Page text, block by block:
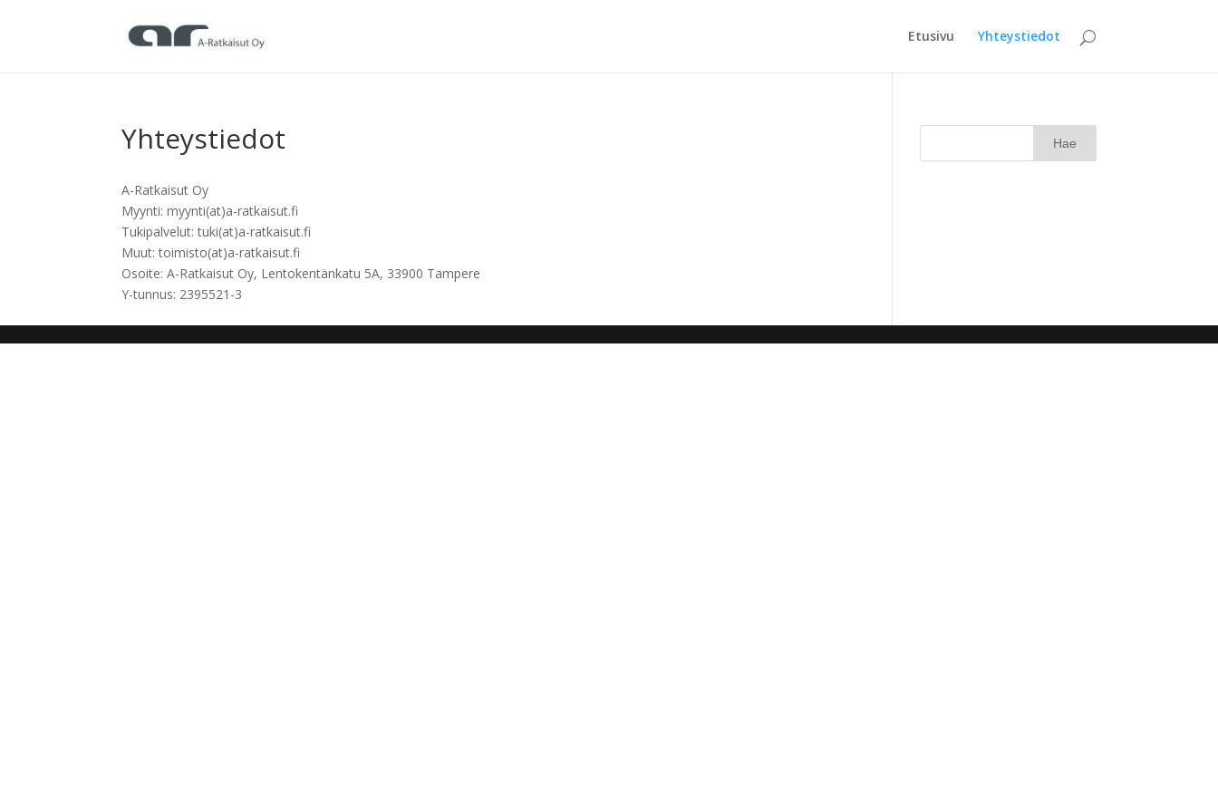
Etusivu Yhteystiedot
Yhteystiedot
A-Ratkaisut Oy
Myynti: myynti(at)a-ratkaisut.fi
Tukipalvelut: tuki(at)a-ratkaisut.fi
Muut: toimisto(at)a-ratkaisut.fi
Osoite: A-Ratkaisut Oy, Lentokentänkatu 5A, 33900 Tampere
Y-tunnus: 2395521-3